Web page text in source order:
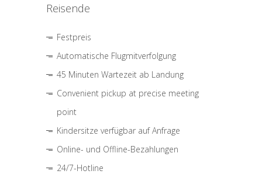
Reisende
Festpreis
Automatische Flugmitverfolgung
45 Minuten Wartezeit ab Landung
Convenient pickup at precise meeting
point
Kindersitze verfügbar auf Anfrage
Online- und Offline-Bezahlungen
24/7-Hotline